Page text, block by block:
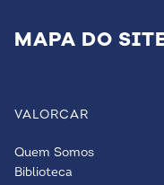
MAPA DO
VALORCAR
Quem Somos
Biblioteca